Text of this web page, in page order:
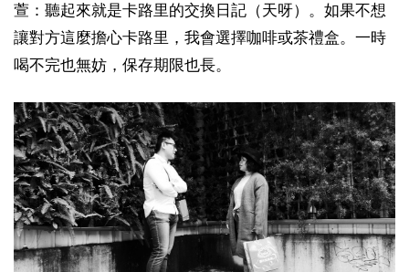
萱：聽起來就是卡路里的交換日記（天呀）。如果不想
讓對方這麼擔心卡路里，我會選擇咖啡或茶禮盒。一時
喝不完也無妨，保存期限也長。